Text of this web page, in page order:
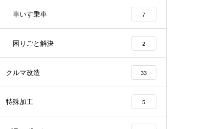
車いす乗車 7
困りごと解決 2
クルマ改造 33
特殊加工 5